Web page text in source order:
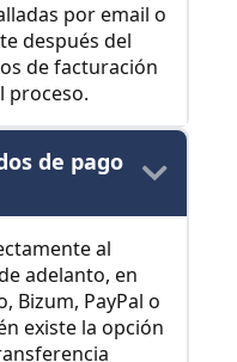
por email o
después del
de facturación
proceso.
de pago
al
adelanto, en
Bizum, PayPal o
existe la opción